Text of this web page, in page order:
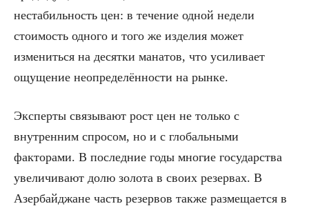
нестабильность цен: в течение одной недели
стоимость одного и того же изделия может
измениться на десятки манатов, что усиливает
ощущение неопределённости на рынке.
Эксперты связывают рост цен не только с
внутренним спросом, но и с глобальными
факторами. В последние годы многие государства
увеличивают долю золота в своих резервах. В
Азербайджане часть резервов также размещается в